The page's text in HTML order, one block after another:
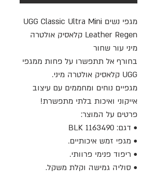
מגפי נשים UGG Classic Ultra Mini
Leather Regen קלאסיק אולטרה
מיני עור שחור
בחורף אל תתפשרו על פחות ממגפי
UGG קלאסיק אולטרה מיני.
מגפיים נוחים ומחממים עם עיצוב
אייקוני ואיכות בלתי מתפשרת!
פרטים על המוצר:
• דגם: 1163490 BLK
• מגפי זמש איכותיים.
• ריפוד פנימי פרוותי.
• סוליה גמישה וקלת משקל.